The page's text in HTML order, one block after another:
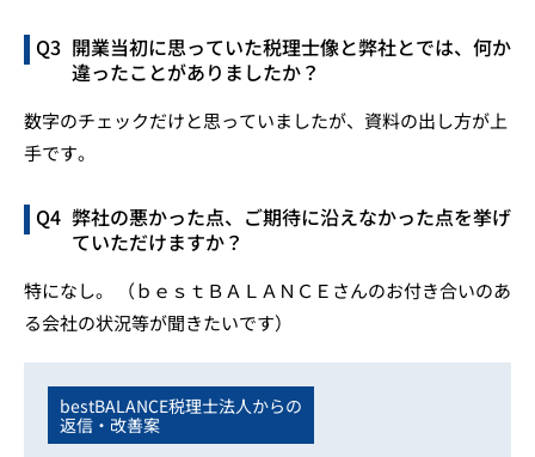
開業当初に思っていた税理士像と弊社とでは、何か
違ったことがありましたか？
数字のチェックだけと思っていましたが、資料の出し方が上
手です。
弊社の悪かった点、ご期待に沿えなかった点を挙げ
ていただけますか？
特になし。 （ｂｅｓｔＢＡＬＡＮＣＥさんのお付き合いのあ
る会社の状況等が聞きたいです）
bestBALANCE税理士法人からの
返信・改善案